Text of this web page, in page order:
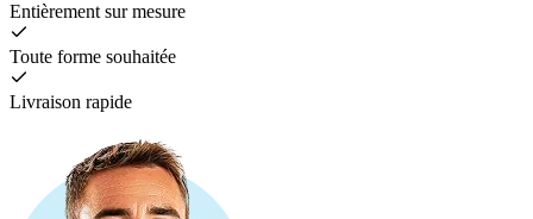
Entièrement sur mesure
Toute forme souhaitée
Livraison rapide